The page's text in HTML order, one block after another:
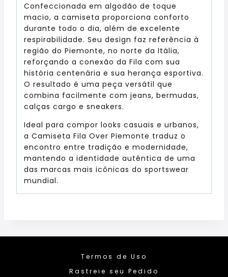
Confeccionada em algodão de toque
macio, a camiseta proporciona conforto
durante todo o dia, além de excelente
respirabilidade. Seu design faz referência à
região do Piemonte, no norte da Itália,
reforçando a conexão da Fila com sua
história centenária e sua herança esportiva.
O resultado é uma peça versátil que
combina facilmente com jeans, bermudas,
calças cargo e sneakers.
Ideal para compor looks casuais e urbanos,
a Camiseta Fila Over Piemonte traduz o
encontro entre tradição e modernidade,
mantendo a identidade autêntica de uma
das marcas mais icônicas do sportswear
mundial.
Termos de Uso
Rastreie seu Pedido